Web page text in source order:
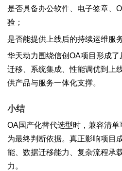
是否具备办公软件、电子签章、
验；
是否能提供上线后的持续运维服务
华天动力围绕信创OA项目形成
迁移、系统集成、性能调优到上
供产品与服务一体化支撑。
小结
OA国产化替代选型时，兼容清
为最终判断依据。真正影响项目
能、数据迁移能力、复杂流程承
力。